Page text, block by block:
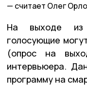
считает Олег
На выходе из
голосующие
(опрос на
интервьюера.
программу на